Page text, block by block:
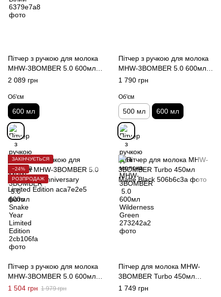
Пітчер з ручкою для молока
MHW-3BOMBER 5.0 600мл
Snake Year Limited Edition
2 089 грн
Об'єм
600 мл
Пітчер з ручкою для молока
MHW-3BOMBER 5.0 600мл
Wilderness Green
1 790 грн
Об'єм
500 мл 600 мл
ЗАКІНЧУЄТЬСЯ
−24%
РОЗПРОДАЖ
Пітчер з ручкою для молока
MHW-3BOMBER 5.0 600мл
6th Anniversary Limited
1 504 грн 1 979 грн
Пітчер для молока MHW-
3BOMBER Turbo 450мл
Matte Black
1 749 грн